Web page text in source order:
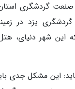
گردشگری
گردشگری یزد در
این شهر دنیای،
این مشکل جدی